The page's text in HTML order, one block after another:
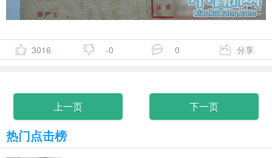
3016 -0 0 分享
上一页 下一页
热门点击榜